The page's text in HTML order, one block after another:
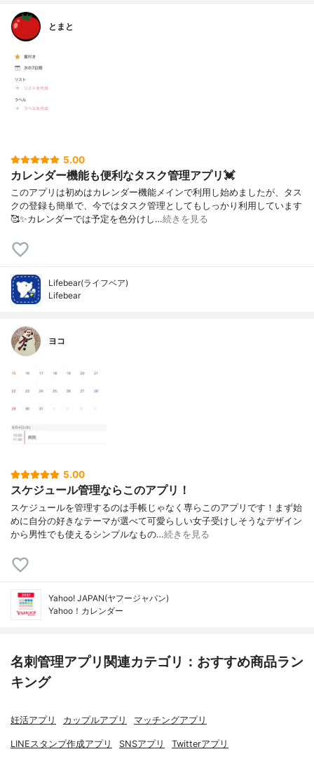
とまと
5.00
カレンダー機能も便利なタスク管理アプリ💓
このアプリは初めはカレンダー機能メインで利用し始めましたが、タス
クの登録も簡単で、今ではタスク管理としてもしっかり利用しています
🥰✨カレンダーでは予定を色分けし…続きを見る
Lifebear(ライフベア)
Lifebear
ヨコ
5.00
スケジュール管理ならこのアプリ！
スケジュールを管理するのは手帳じゃなく専らこのアプリです！まず始
めに自分の好きなテーマが選べて可愛らしい女子受けしそうなデザイン
から男性でも使えるシンプルなもの…続きを見る
Yahoo! JAPAN(ヤフージャパン)
Yahoo！カレンダー
名刺管理アプリ関連カテゴリ：おすすめ商品ラン
キング
妊活アプリ カップルアプリ マッチングアプリ
LINEスタンプ作成アプリ SNSアプリ Twitterアプリ